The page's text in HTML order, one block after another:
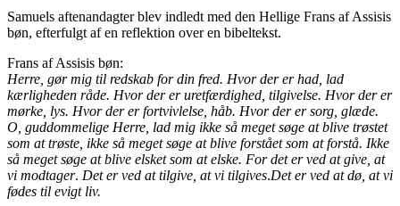
Samuels aftenandagter blev indledt med den Hellige Frans af Assisis
bøn, efterfulgt af en reflektion over en bibeltekst.
Frans af Assisis bøn:
Herre, gør mig til redskab for din fred. Hvor der er had, lad
kærligheden råde. Hvor der er uretfærdighed, tilgivelse. Hvor der er
mørke, lys. Hvor der er fortvivlelse, håb. Hvor der er sorg, glæde.
O, guddommelige Herre, lad mig ikke så meget søge at blive trøstet
som at trøste, ikke så meget søge at blive forstået som at forstå. Ikke
så meget søge at blive elsket som at elske. For det er ved at give, at
vi modtager. Det er ved at tilgive, at vi tilgives.Det er ved at dø, at vi
fødes til evigt liv.